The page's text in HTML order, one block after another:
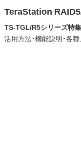
TeraStation
TS-TGL/R5シリーズ特集
活用方法・機能説明・